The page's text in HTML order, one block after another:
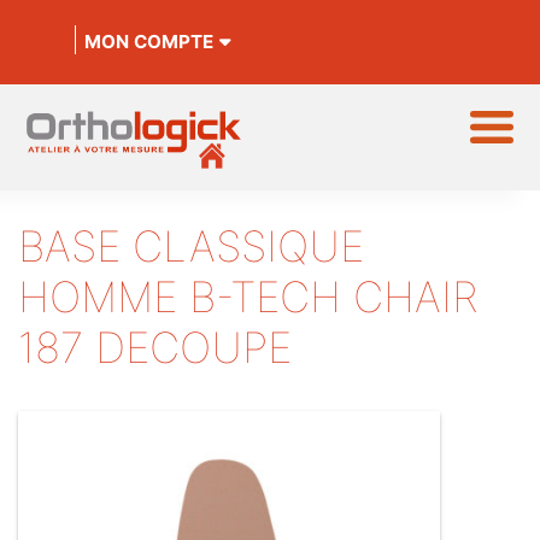
MON COMPTE
BASE CLASSIQUE
HOMME B-TECH CHAIR
187 DECOUPE